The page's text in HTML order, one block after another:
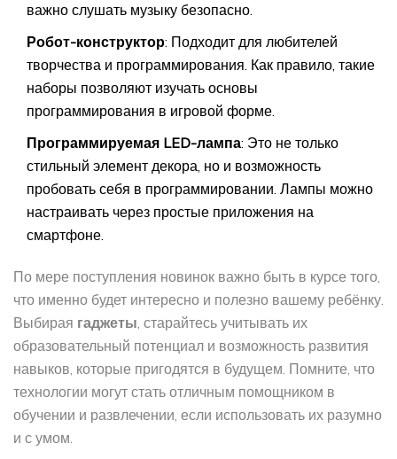
важно слушать музыку безопасно.
Робот-конструктор: Подходит для любителей
творчества и программирования. Как правило, такие
наборы позволяют изучать основы
программирования в игровой форме.
Программируемая LED-лампа: Это не только
стильный элемент декора, но и возможность
пробовать себя в программировании. Лампы можно
настраивать через простые приложения на
смартфоне.
По мере поступления новинок важно быть в курсе того,
что именно будет интересно и полезно вашему ребёнку.
Выбирая гаджеты, старайтесь учитывать их
образовательный потенциал и возможность развития
навыков, которые пригодятся в будущем. Помните, что
технологии могут стать отличным помощником в
обучении и развлечении, если использовать их разумно
и с умом.